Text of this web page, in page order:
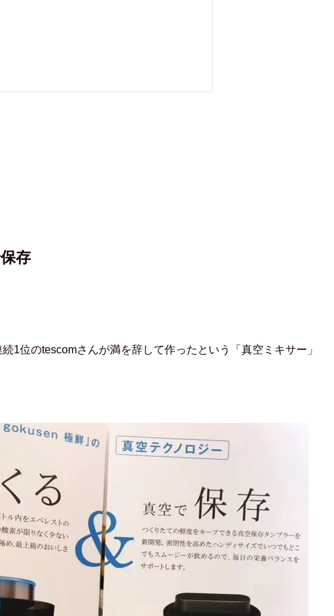
存
1位のtescomさんが満を辞して作ったという「真空ミキサー」